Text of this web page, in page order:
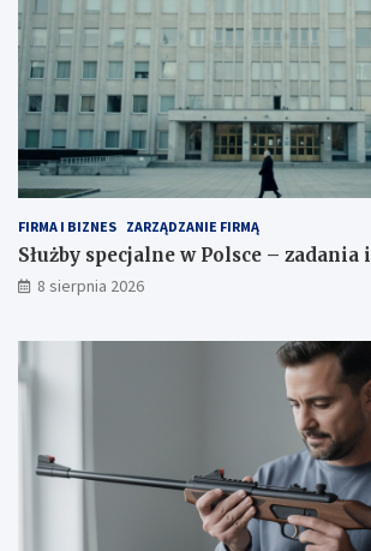
n
k
u
t
k
i
k
m
p
e
e
n
c
j
e
FIRMA I BIZNES ZARZĄDZANIE FIRMĄ
Służby specjalne w Polsce –
8 sierpnia 2026